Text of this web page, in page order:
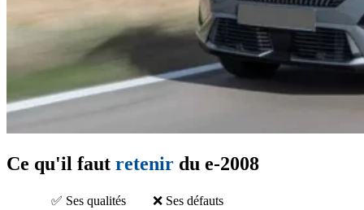
Ce qu'il faut retenir du e-2008
✅ Ses qualités
❌ Ses défauts